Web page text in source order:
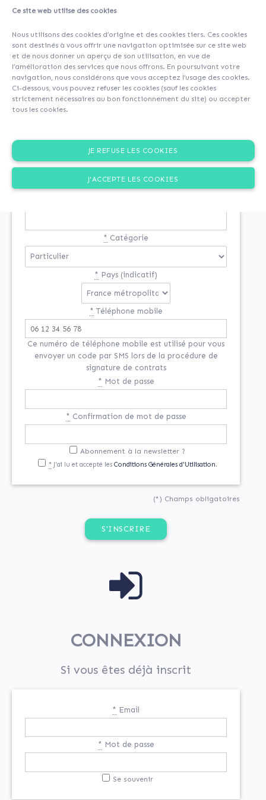
Ce site web utilise des cookies
Nous utilisons des cookies d’origine et des cookies tiers. Ces cookies
sont destinés à vous offrir une navigation optimisée sur ce site web
et de nous donner un aperçu de son utilisation, en vue de
l’amélioration des services que nous offrons. En poursuivant votre
navigation, nous considérons que vous acceptez l’usage des cookies.
Ci-dessous, vous pouvez refuser les cookies (sauf les cookies
strictement nécessaires au bon fonctionnement du site) ou accepter
tous les cookies.
JE REFUSE LES COOKIES
J'ACCEPTE LES COOKIES
Si vous n'êtes pas encore inscrit
* Catégorie
* Pays (indicatif)
* Téléphone mobile
Ce numéro de téléphone mobile est utilisé pour vous
envoyer un code par SMS lors de la procédure de
signature de contrats
* Mot de passe
* Confirmation de mot de passe
Abonnement à la newsletter ?
* J'ai lu et accepté les Conditions Générales d'Utilisation.
(*) Champs obligatoires
CONNEXION
Si vous êtes déjà inscrit
* Email
* Mot de passe
Se souvenir